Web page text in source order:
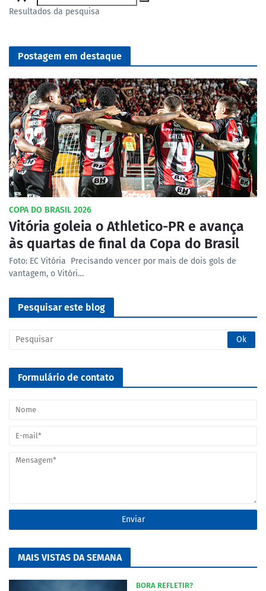
Resultados da pesquisa
Postagem em destaque
COPA DO BRASIL 2026
Vitória goleia o Athletico-PR e avança
às quartas de final da Copa do Brasil
Foto: EC Vitória Precisando vencer por mais de dois gols de
vantagem, o Vitóri…
Pesquisar este blog
Formulário de contato
MAIS VISTAS DA SEMANA
BORA REFLETIR?